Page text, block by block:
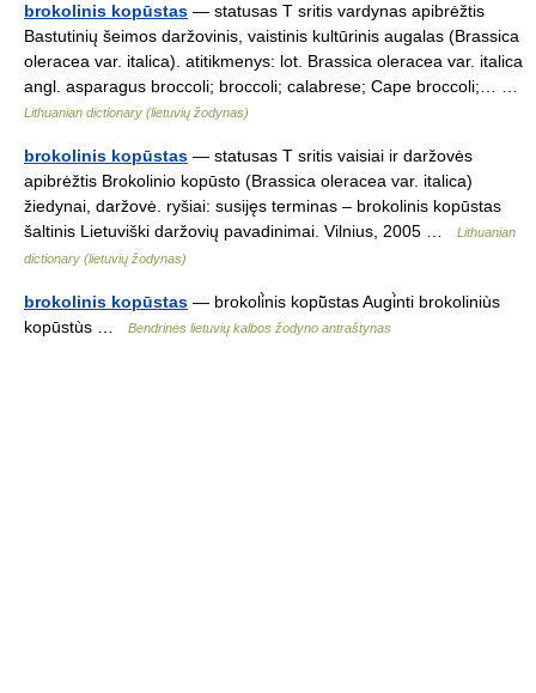
brokolinis kopūstas — statusas T sritis vardynas apibrėžtis
Bastutinių šeimos daržovinis, vaistinis kultūrinis augalas (Brassica
oleracea var. italica). atitikmenys: lot. Brassica oleracea var. italica
angl. asparagus broccoli; broccoli; calabrese; Cape broccoli;… …
Lithuanian dictionary (lietuvių žodynas)
brokolinis kopūstas — statusas T sritis vaisiai ir daržovės
apibrėžtis Brokolinio kopūsto (Brassica oleracea var. italica)
žiedynai, daržovė. ryšiai: susijęs terminas – brokolinis kopūstas
šaltinis Lietuviški daržovių pavadinimai. Vilnius, 2005 …
Lithuanian
dictionary (lietuvių žodynas)
brokolinis kopūstas — brokoli̇̀nis kopū̃stas Augi̇̀nti brokoliniùs
kopūstùs …
Bendrinės lietuvių kalbos žodyno antraštynas